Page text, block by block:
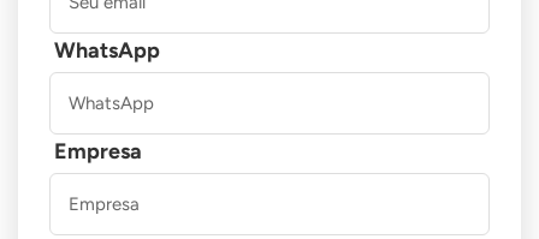
WhatsApp
Empresa